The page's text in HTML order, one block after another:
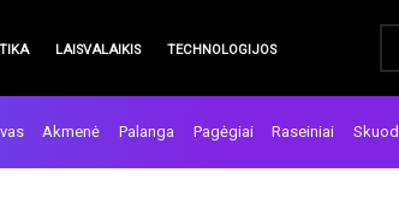
LAISVALAIKIS TECHNOLOGIJOS
Akmenė Palanga Pagėgiai Raseiniai